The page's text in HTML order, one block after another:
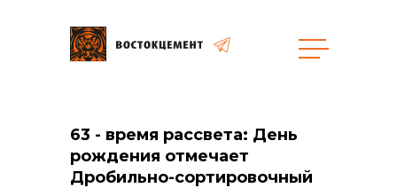
Объекты
Закупки
63 - время рассвета: День
рождения отмечает
Дробильно-сортировочный